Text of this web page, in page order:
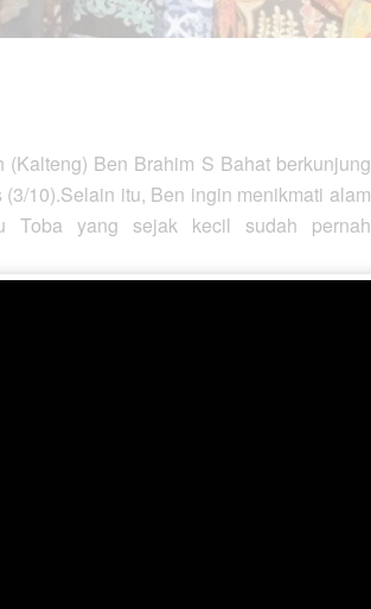
Ben Brahim S Bahat berkunjung
10).Selain itu, Ben ingin menikmati alam
Toba yang sejak kecil sudah pernah
serta berlibur di Samosir.
Sagala menjamu kedatangan rombongan
serta bertukar informasi dalam hal